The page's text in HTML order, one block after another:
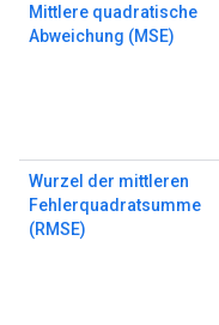
Mittlere quadratische
Abweichung (MSE)
Wurzel der mittleren
Fehlerquadratsumme
(RMSE)